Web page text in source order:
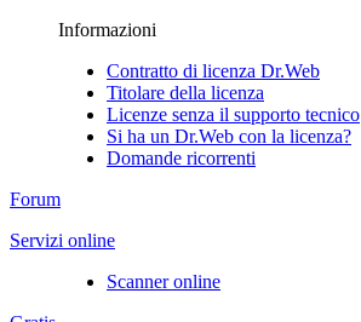
Informazioni
Contratto di licenza Dr.Web
Titolare della licenza
Licenze senza il supporto tecnico
Si ha un Dr.Web con la licenza?
Domande ricorrenti
Forum
Servizi online
Scanner online